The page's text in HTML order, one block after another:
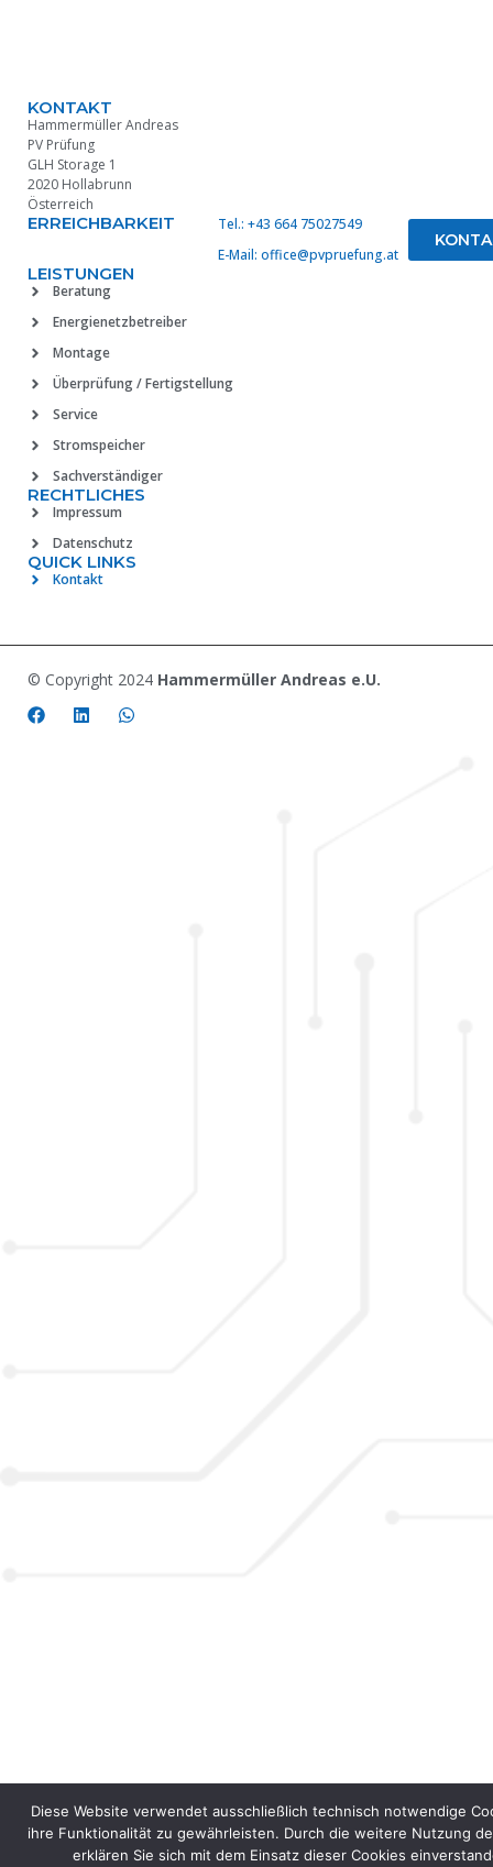
KONTAKT
Hammermüller Andreas
PV Prüfung
GLH Storage 1
2020 Hollabrunn
Österreich
ERREICHBARKEIT
Tel.: +43 664 75027549
E-Mail: office@pvpruefung.at
LEISTUNGEN
Beratung
Energienetzbetreiber
Montage
Überprüfung / Fertigstellung
Service
Stromspeicher
Sachverständiger
RECHTLICHES
Impressum
Datenschutz
QUICK LINKS
Kontakt
© Copyright 2024 Hammermüller Andreas e.U.
Diese Website verwendet ausschließlich technisch notwendige
ihre Funktionalität zu gewährleisten. Durch die weitere Nutzung
erklären Sie sich mit dem Einsatz dieser Cookies